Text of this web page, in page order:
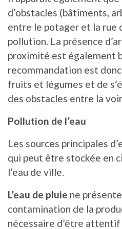
d’obstacles (bâtiments,
entre le potager et la rue
pollution. La présence
proximité est également
recommandation est
fruits et légumes et de
des obstacles entre la
Pollution de l’eau
Les sources principales
qui peut être stockée en
l’eau de ville.
L’eau de pluie ne
contamination de la
nécessaire d’être attentif